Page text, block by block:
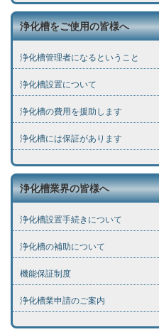
浄化槽をご使用の皆様へ
浄化槽管理者になるということ
浄化槽設置について
浄化槽の費用を援助します
浄化槽には保証があります
浄化槽業界の皆様へ
浄化槽設置手続きについて
浄化槽の補助について
機能保証制度
浄化槽業申請のご案内